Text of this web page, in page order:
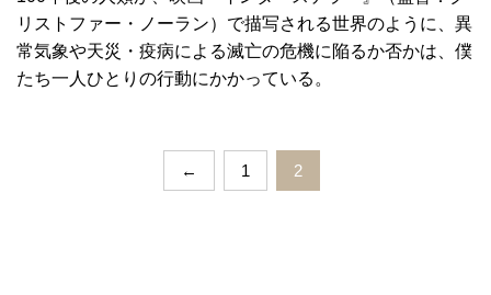
リストファー・ノーラン）で描写される世界のように、異
常気象や天災・疫病による滅亡の危機に陥るか否かは、僕
たち一人ひとりの行動にかかっている。
← 1 2